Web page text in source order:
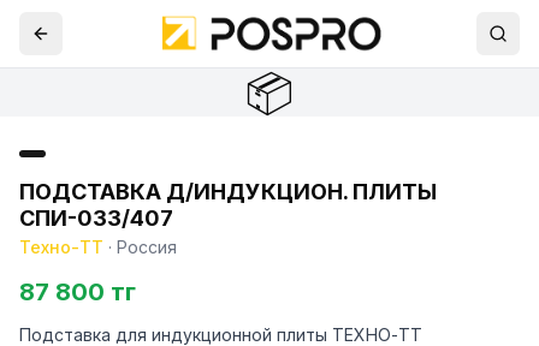
📦
ПОДСТАВКА Д/ИНДУКЦИОН. ПЛИТЫ
СПИ-033/407
Техно-ТТ · Россия
87 800 тг
Подставка для индукционной плиты ТЕХНО-ТТ